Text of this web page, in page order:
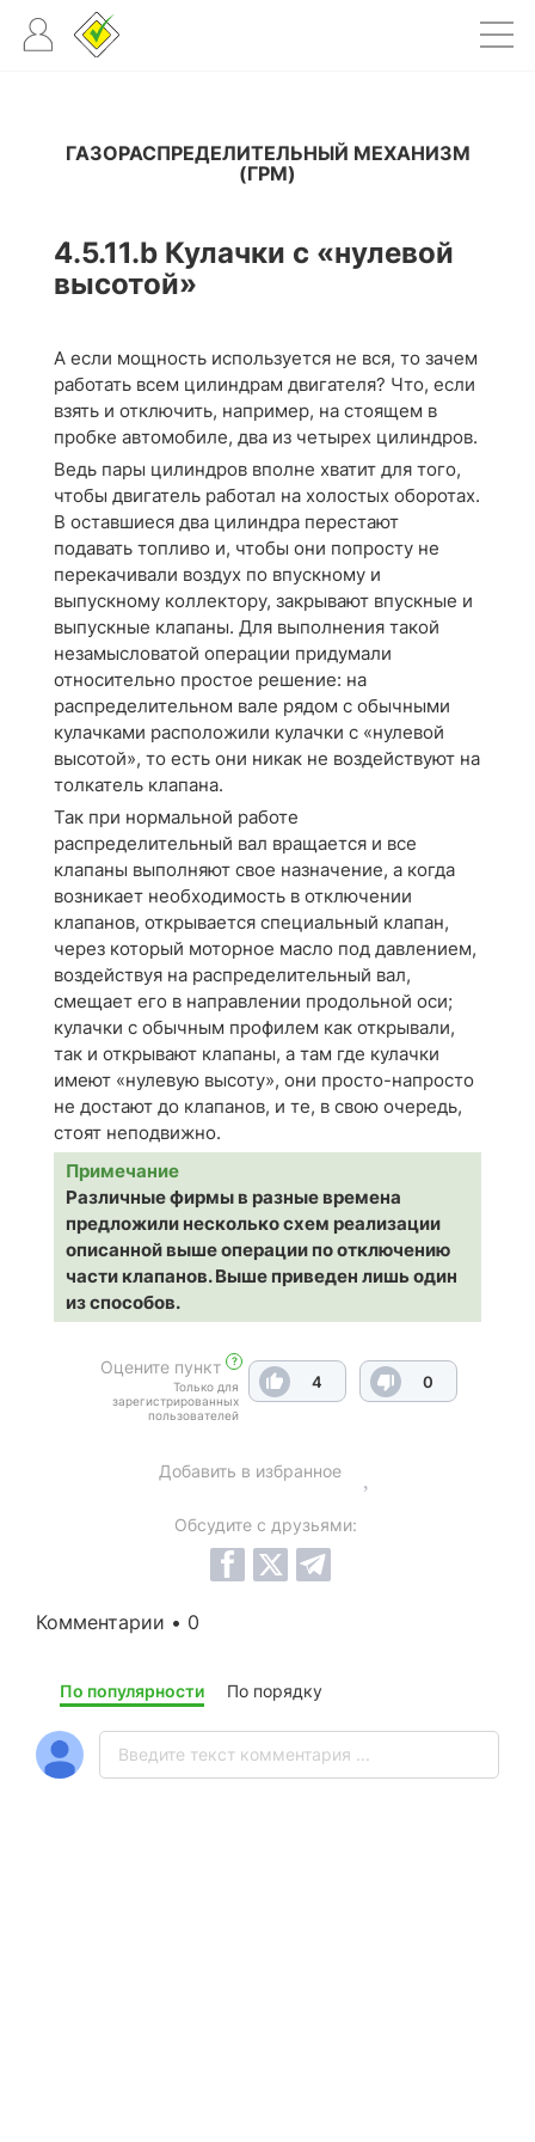
ГАЗОРАСПРЕДЕЛИТЕЛЬНЫЙ МЕХАНИЗМ
(ГРМ)
4.5.11.b Кулачки с «нулевой
высотой»
А если мощность используется не вся, то зачем
работать всем цилиндрам двигателя? Что, если
взять и отключить, например, на стоящем в
пробке автомобиле, два из четырех цилиндров.
Ведь пары цилиндров вполне хватит для того,
чтобы двигатель работал на холостых оборотах.
В оставшиеся два цилиндра перестают
подавать топливо и, чтобы они попросту не
перекачивали воздух по впускному и
выпускному коллектору, закрывают впускные и
выпускные клапаны. Для выполнения такой
незамысловатой операции придумали
относительно простое решение: на
распределительном вале рядом с обычными
кулачками расположили кулачки с «нулевой
высотой», то есть они никак не воздействуют на
толкатель клапана.
Так при нормальной работе
распределительный вал вращается и все
клапаны выполняют свое назначение, а когда
возникает необходимость в отключении
клапанов, открывается специальный клапан,
через который моторное масло под давлением,
воздействуя на распределительный вал,
смещает его в направлении продольной оси;
кулачки с обычным профилем как открывали,
так и открывают клапаны, а там где кулачки
имеют «нулевую высоту», они просто-напросто
не достают до клапанов, и те, в свою очередь,
стоят неподвижно.
Примечание
Различные фирмы в разные времена
предложили несколько схем реализации
описанной выше операции по отключению
части клапанов. Выше приведен лишь один
из способов.
Оцените пункт ?
Только для
зарегистрированных
пользователей
4 0
Добавить в избранное
Обсудите с друзьями:
Комментарии • 0
По популярности По порядку